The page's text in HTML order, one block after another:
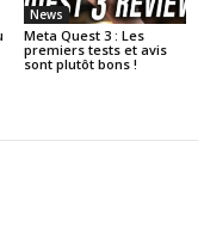
News
Meta Quest 3 : Les
premiers tests et avis
sont plutôt bons !